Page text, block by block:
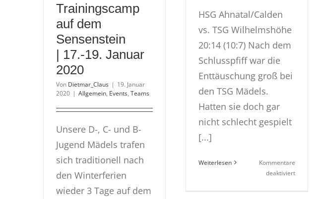
HSG Ahnatal/Calden
vs. TSG Wilhelmshöhe
20:14 (10:7) Nach dem
Schlusspfiff war die
Enttäuschung groß bei
den TSG Mädels.
Hatten sie doch gar
nicht schlecht gespielt
[...]
Weiterlesen
Kommentare
deaktiviertfür
Trainingscamp
auf dem
Sensenstein
| 17.-19. Januar
2020
Von Dietmar_Claus | 19. Januar
2020 | Allgemein, Events, Teams
Unsere D-, C- und B-
Jugend Mädels trafen
sich traditionell nach
den Winterferien
wieder 3 Tage auf dem